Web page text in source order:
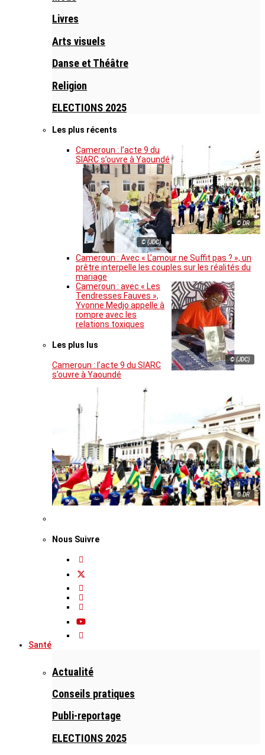
Livres
Arts visuels
Danse et Théâtre
Religion
ELECTIONS 2025
Les plus récents
© DR
Cameroun : l’acte 9 du
SIARC s’ouvre à Yaoundé
© (JDC)
Cameroun : Avec « L’amour ne Suffit pas ? », un
prêtre interpelle les couples sur les réalités du
mariage
© (JDC)
Cameroun : avec « Les
Tendresses Fauves »,
Yvonne Medjo appelle à
rompre avec les
relations toxiques
Les plus lus
Cameroun : l’acte 9 du SIARC
s’ouvre à Yaoundé
© DR
Nous Suivre
Santé
Actualité
Conseils pratiques
Publi-reportage
ELECTIONS 2025